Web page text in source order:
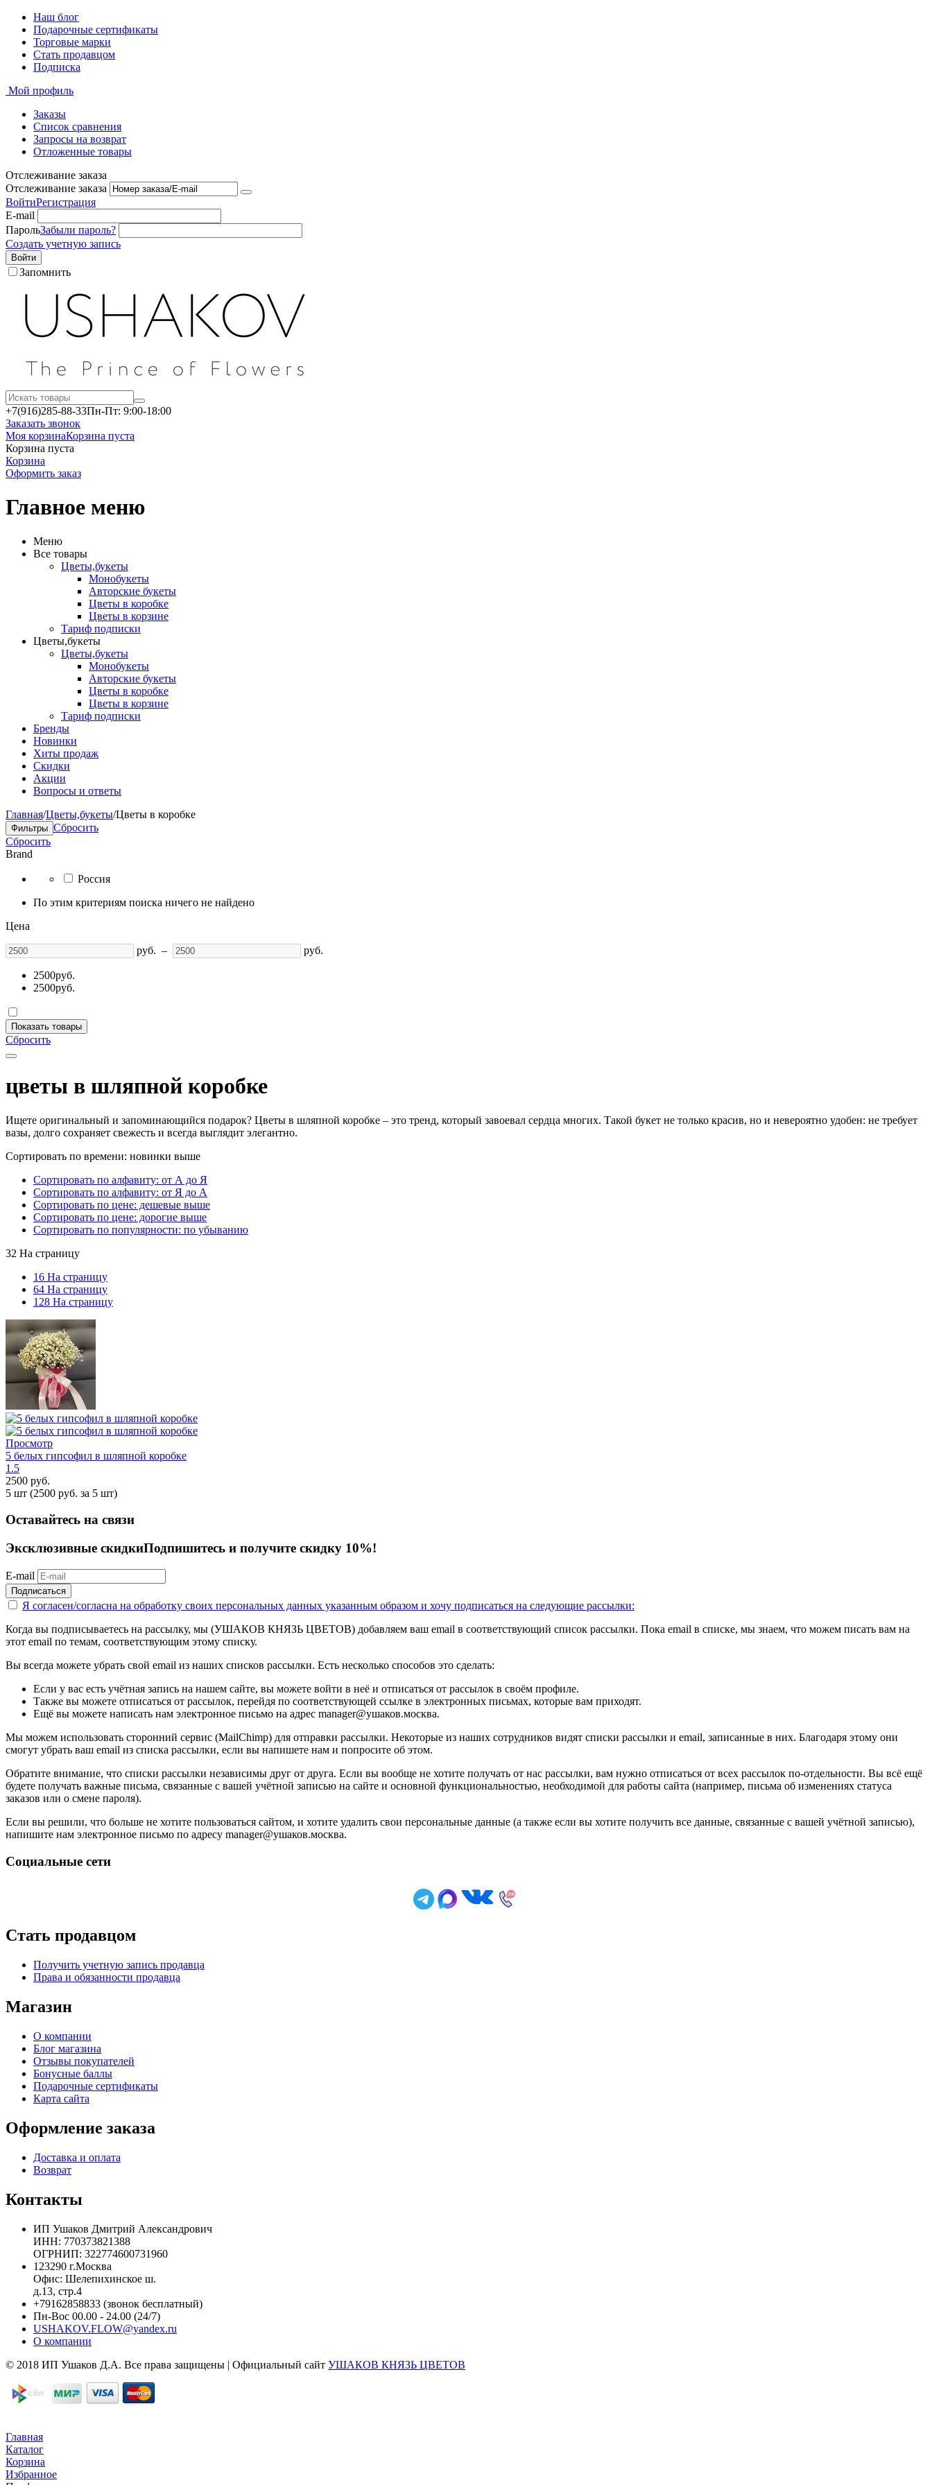
Наш блог
Подарочные сертификаты
Торговые марки
Стать продавцом
Подписка
Мой профиль
Заказы
Список сравнения
Запросы на возврат
Отложенные товары
Отслеживание заказа
Отслеживание заказа
ВойтиРегистрация
E-mail
ПарольЗабыли пароль?
Создать учетную запись
Войти
Запомнить
+7(916)285-88-33Пн-Пт: 9:00-18:00
Заказать звонок
Моя корзинаКорзина пуста
Корзина пуста
Корзина
Оформить заказ
Главное меню
Меню
Все товары
Цветы,букеты
Монобукеты
Авторские букеты
Цветы в коробке
Цветы в корзине
Тариф подписки
Цветы,букеты
Цветы,букеты
Монобукеты
Авторские букеты
Цветы в коробке
Цветы в корзине
Тариф подписки
Бренды
Новинки
Хиты продаж
Скидки
Акции
Вопросы и ответы
Главная/Цветы,букеты/Цветы в коробке
Фильтры Сбросить
Сбросить
Brand
Россия
По этим критериям поиска ничего не найдено
Цена
руб. – руб.
2500руб.
2500руб.
Показать товары
Сбросить
цветы в шляпной коробке
Ищете оригинальный и запоминающийся подарок? Цветы в шляпной коробке – это тренд, который завоевал сердца многих. Такой букет не только красив, но и невероятно удобен: не требует
вазы, долго сохраняет свежесть и всегда выглядит элегантно.
Сортировать по времени: новинки выше
Сортировать по алфавиту: от А до Я
Сортировать по алфавиту: от Я до А
Сортировать по цене: дешевые выше
Сортировать по цене: дорогие выше
Сортировать по популярности: по убыванию
32 На страницу
16 На страницу
64 На страницу
128 На страницу
Просмотр
5 белых гипсофил в шляпной коробке
1.5
2500 руб.
5 шт (2500 руб. за 5 шт)
Оставайтесь на связи
Эксклюзивные скидкиПодпишитесь и получите скидку 10%!
E-mail
Подписаться
Я согласен/согласна на обработку своих персональных данных указанным образом и хочу подписаться на следующие рассылки:
Когда вы подписываетесь на рассылку, мы (УШАКОВ КНЯЗЬ ЦВЕТОВ) добавляем ваш email в соответствующий список рассылки. Пока email в списке, мы знаем, что можем писать вам на
этот email по темам, соответствующим этому списку.
Вы всегда можете убрать свой email из наших списков рассылки. Есть несколько способов это сделать:
Если у вас есть учётная запись на нашем сайте, вы можете войти в неё и отписаться от рассылок в своём профиле.
Также вы можете отписаться от рассылок, перейдя по соответствующей ссылке в электронных письмах, которые вам приходят.
Ещё вы можете написать нам электронное письмо на адрес manager@ушаков.москва.
Мы можем использовать сторонний сервис (MailChimp) для отправки рассылки. Некоторые из наших сотрудников видят списки рассылки и email, записанные в них. Благодаря этому они
смогут убрать ваш email из списка рассылки, если вы напишете нам и попросите об этом.
Обратите внимание, что списки рассылки независимы друг от друга. Если вы вообще не хотите получать от нас рассылки, вам нужно отписаться от всех рассылок по-отдельности. Вы всё ещё
будете получать важные письма, связанные с вашей учётной записью на сайте и основной функциональностью, необходимой для работы сайта (например, письма об изменениях статуса
заказов или о смене пароля).
Если вы решили, что больше не хотите пользоваться сайтом, и хотите удалить свои персональные данные (а также если вы хотите получить все данные, связанные с вашей учётной записью),
напишите нам электронное письмо по адресу manager@ушаков.москва.
Социальные сети
Стать продавцом
Получить учетную запись продавца
Права и обязанности продавца
Магазин
О компании
Блог магазина
Отзывы покупателей
Бонусные баллы
Подарочные сертификаты
Карта сайта
Оформление заказа
Доставка и оплата
Возврат
Контакты
ИП Ушаков Дмитрий Александрович
ИНН: 770373821388
ОГРНИП: 322774600731960
123290 г.Москва
Офис: Шелепихинское ш.
д.13, стр.4
+79162858833 (звонок бесплатный)
Пн-Вос 00.00 - 24.00 (24/7)
USHAKOV.FLOW@yandex.ru
О компании
© 2018 ИП Ушаков Д.А. Все права защищены | Официальный сайт УШАКОВ КНЯЗЬ ЦВЕТОВ
Главная
Каталог
Корзина
Избранное